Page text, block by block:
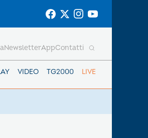
VIDEO TG2000 LIVE
NewsletterAppContatti